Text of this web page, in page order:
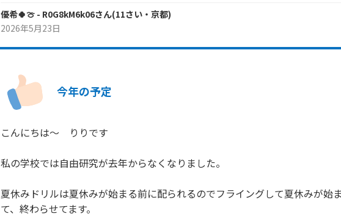
優希🍀🍈 - R0G8kM6k06さん(11さい・ 京都)
2026年5月23日
今年の予定
こんにちは～　りりです
私の学校では自由研究が去年からなくなりました。
夏休みドリルは夏休みが始まる前に配られるのでフライングして夏休みが始
て、終わらせてます。